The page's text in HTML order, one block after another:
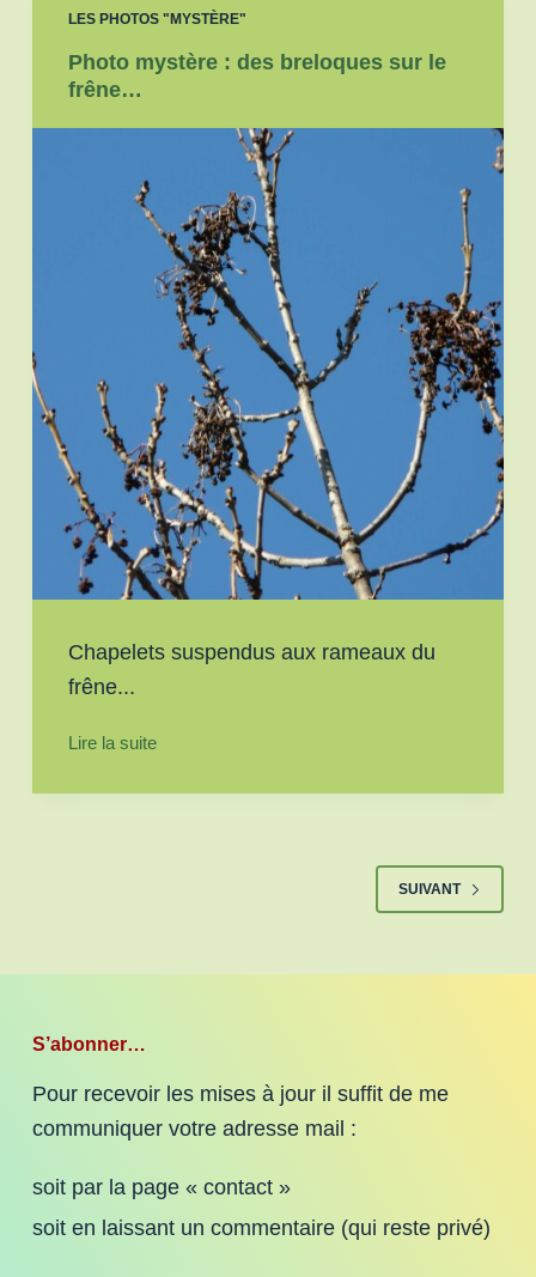
LES PHOTOS "MYSTÈRE"
Photo mystère : des breloques sur le
frêne…
Chapelets suspendus aux rameaux du
frêne...
Lire la suite
SUIVANT
S’abonner…
Pour recevoir les mises à jour il suffit de me
communiquer votre adresse mail :
soit par la page « contact »
soit en laissant un commentaire (qui reste privé)